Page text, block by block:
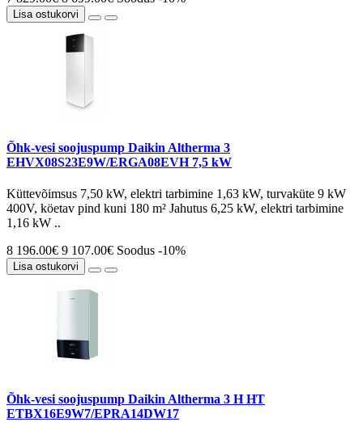
Lisa ostukorvi
Õhk-vesi soojuspump Daikin Altherma 3
EHVX08S23E9W/ERGA08EVH 7,5 kW
Küttevõimsus 7,50 kW, elektri tarbimine 1,63 kW, turvaküte 9 kW
400V, köetav pind kuni 180 m² Jahutus 6,25 kW, elektri tarbimine
1,16 kW ..
8 196.00€ 9 107.00€ Soodus -10%
Lisa ostukorvi
Õhk-vesi soojuspump Daikin Altherma 3 H HT
ETBX16E9W7/EPRA14DW17